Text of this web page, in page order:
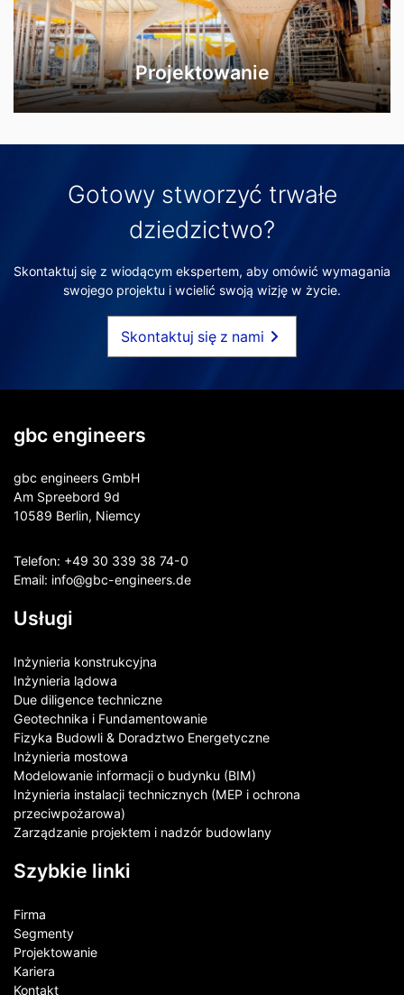
Projektowanie
Gotowy stworzyć trwałe
dziedzictwo?
Skontaktuj się z wiodącym ekspertem, aby omówić wymagania
swojego projektu i wcielić swoją wizję w życie.
Skontaktuj się z nami
gbc engineers
gbc engineers GmbH
Am Spreebord 9d
10589 Berlin, Niemcy
Telefon: +49 30 339 38 74-0
Email: info@gbc-engineers.de
Usługi
Inżynieria konstrukcyjna
Inżynieria lądowa
Due diligence techniczne
Geotechnika i Fundamentowanie
Fizyka Budowli & Doradztwo Energetyczne
Inżynieria mostowa
Modelowanie informacji o budynku (BIM)
Inżynieria instalacji technicznych (MEP i ochrona
przeciwpożarowa)
Zarządzanie projektem i nadzór budowlany
Szybkie linki
Firma
Segmenty
Projektowanie
Kariera
Kontakt​